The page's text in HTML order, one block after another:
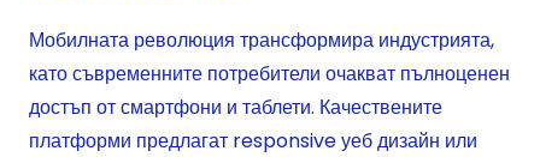
Мобилната революция трансформира индустрията,
като съвременните потребители очакват пълноценен
достъп от смартфони и таблети. Качествените
платформи предлагат responsive уеб дизайн или